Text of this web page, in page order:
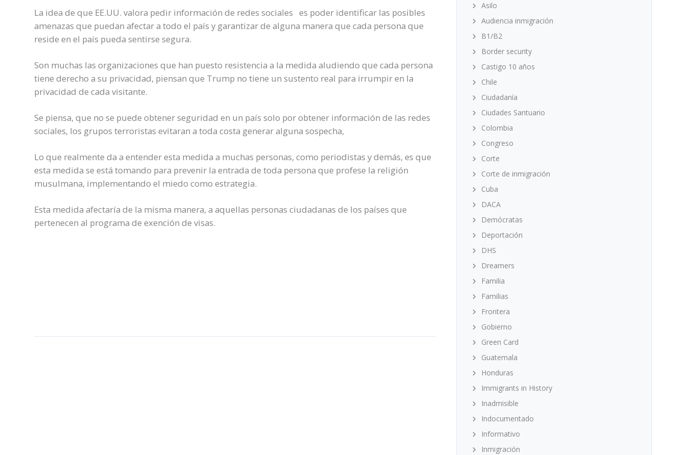
La idea de que EE.UU. valora pedir información de redes sociales es poder identificar las posibles
amenazas que puedan afectar a todo el país y garantizar de alguna manera que cada persona que
reside en el país pueda sentirse segura.
Son muchas las organizaciones que han puesto resistencia a la medida aludiendo que cada persona
tiene derecho a su privacidad, piensan que Trump no tiene un sustento real para irrumpir en la
privacidad de cada visitante.
Se piensa, que no se puede obtener seguridad en un país solo por obtener información de las redes
sociales, los grupos terroristas evitaran a toda costa generar alguna sospecha,
Lo que realmente da a entender esta medida a muchas personas, como periodistas y demás, es que
esta medida se está tomando para prevenir la entrada de toda persona que profese la religión
musulmana, implementando el miedo como estrategia.
Esta medida afectaría de la misma manera, a aquellas personas ciudadanas de los países que
pertenecen al programa de exención de visas.
Asilo
Audiencia inmigración
B1/B2
Border security
Castigo 10 años
Chile
Ciudadanía
Ciudades Santuario
Colombia
Congreso
Corte
Corte de inmigración
Cuba
DACA
Demócratas
Deportación
DHS
Dreamers
Familia
Familias
Frontera
Gobierno
Green Card
Guatemala
Honduras
Immigrants in History
Inadmisible
Indocumentado
Informativo
Inmigración